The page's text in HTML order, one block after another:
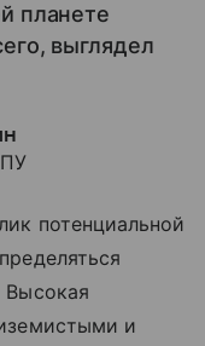
планете
выглядел
потенциальной
Высокая
и